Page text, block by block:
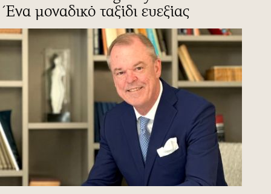
Ένα μοναδικό ταξίδι ευεξίας